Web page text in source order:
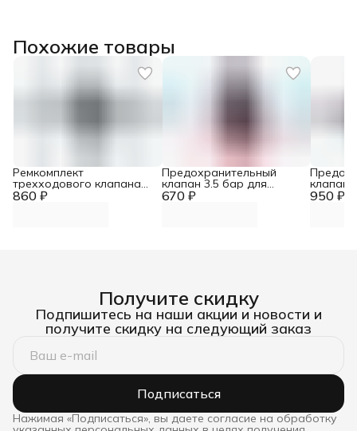
Похожие товары
860 ₽
Ремкомплект
трехходового клапана
для котлов Demrad Atron, 670 ₽
Предохранительный
клапан 3.5 бар для
котлов Demrad Kalisto 950 ₽
клапан
Buderus
Получите скидку
Подпишитесь на наши акции и новости и
получите скидку на следующий заказ
Подписаться
Нажимая «Подписаться», вы даете согласие на обработку